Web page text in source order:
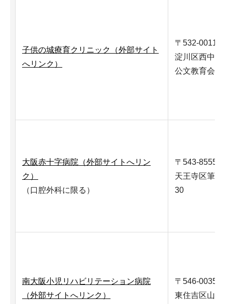
子供の城療育クリニック（外部サイト
へリンク）
〒532-0011
淀川区西中島
公文教育会館
大阪赤十字病院（外部サイトへリン
ク）
（口腔外科に限る）
〒543-8555
天王寺区筆ケ
30
南大阪小児リハビリテーション病院
（外部サイトへリンク）
〒546-0035
東住吉区山坂